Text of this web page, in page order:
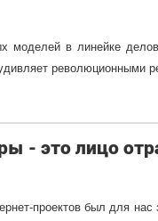
моделей в линейке
революционными
- это лицо
проектов был для